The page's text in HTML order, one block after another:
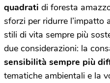
quadrati di foresta
sforzi per ridurre l’impatto
stili di vita sempre più
due considerazioni: la
sensibilità sempre più
tematiche ambientali e la